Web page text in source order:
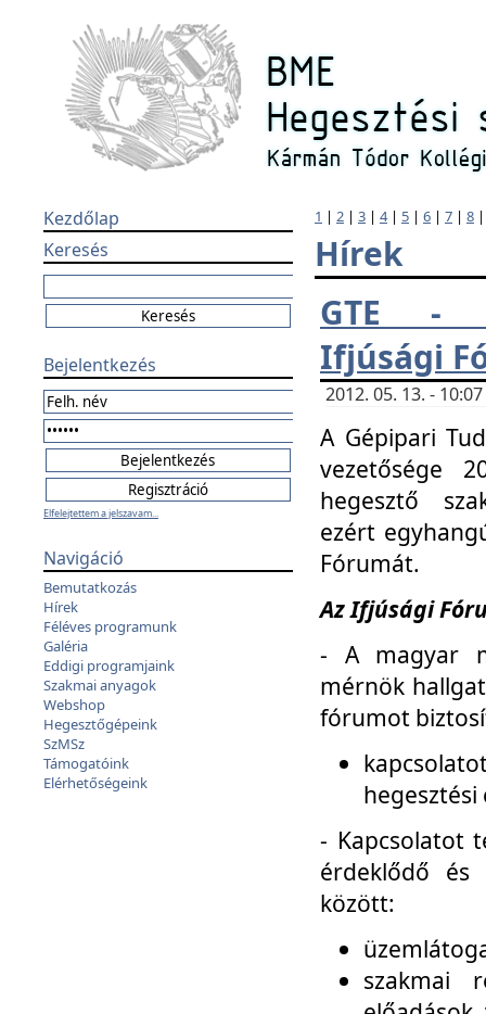
Kezdőlap
Keresés
Bejelentkezés
Elfelejtettem a jelszavam...
Navigáció
Bemutatkozás
Hírek
Féléves programunk
Galéria
Eddigi programjaink
Szakmai anyagok
Webshop
Hegesztőgépeink
SzMSz
Támogatóink
Elérhetőségeink
1 | 2 | 3 | 4| 5 | 6 | 7 | 8
Hírek
GTE -
Ifjúsági
2012. 05. 13. -
A Gépipari
vezetősége
hegesztő
ezért
Fórumát.
Az Ifjúsági
- A magyar
mérnök
fórumot
- Kapcsolatot
érdeklődő és
között:
szakmai